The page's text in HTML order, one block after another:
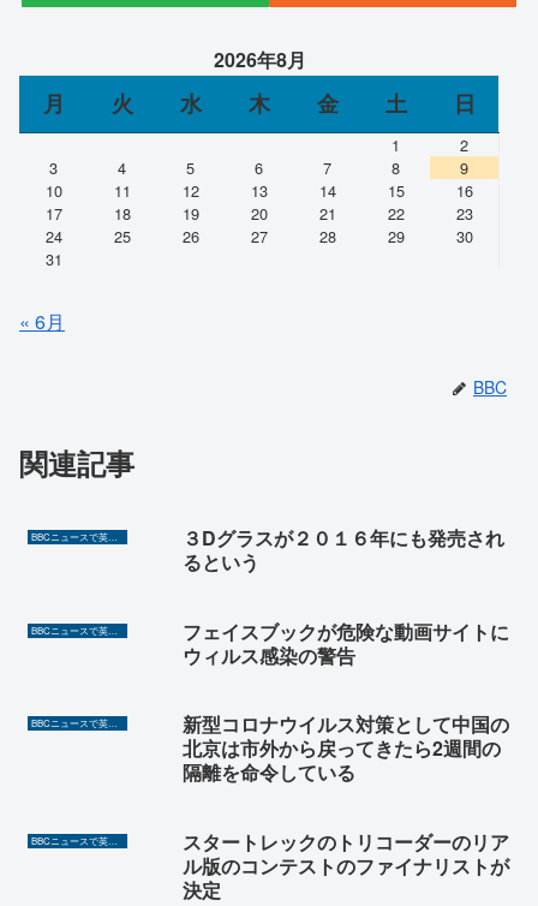
2026年8月
月 火 水 木 金 土 日
1
2
3
4 5 6 7 8
9
10
11 12 13 14 15
16
17
18 19 20 21 22
23
24
25 26 27 28 29
30
31
« 6月
BBC
関連記事
３Dグラスが２０１６年にも発売され
るという
フェイスブックが危険な動画サイトに
ウィルス感染の警告
BBCニュースで英語を勉強しよう（TOEIC対策に！）
新型コロナウイルス対策として中国の
北京は市外から戻ってきたら2週間の
隔離を命令している
スタートレックのトリコーダーのリア
ル版のコンテストのファイナリストが
決定